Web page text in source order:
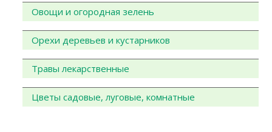
Овощи и огородная зелень
Орехи деревьев и кустарников
Травы лекарственные
Цветы садовые, луговые, комнатные